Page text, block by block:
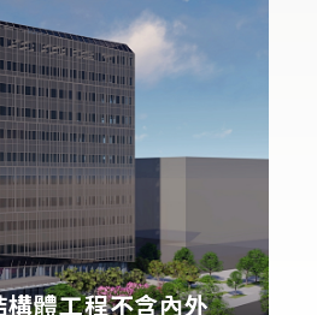
體工程不含內外